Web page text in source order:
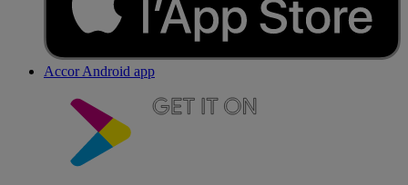
Accor Android app